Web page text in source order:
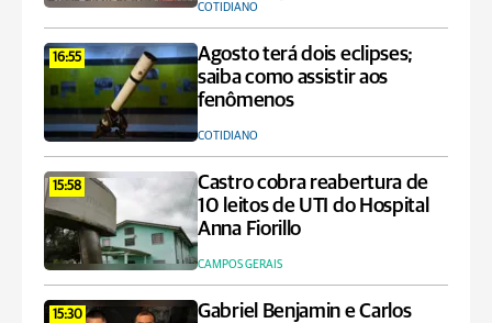
COTIDIANO
16:55
Agosto terá dois eclipses;
saiba como assistir aos
fenômenos
COTIDIANO
15:58
Castro cobra reabertura de
10 leitos de UTI do Hospital
Anna Fiorillo
CAMPOS GERAIS
15:30
Gabriel Benjamin e Carlos